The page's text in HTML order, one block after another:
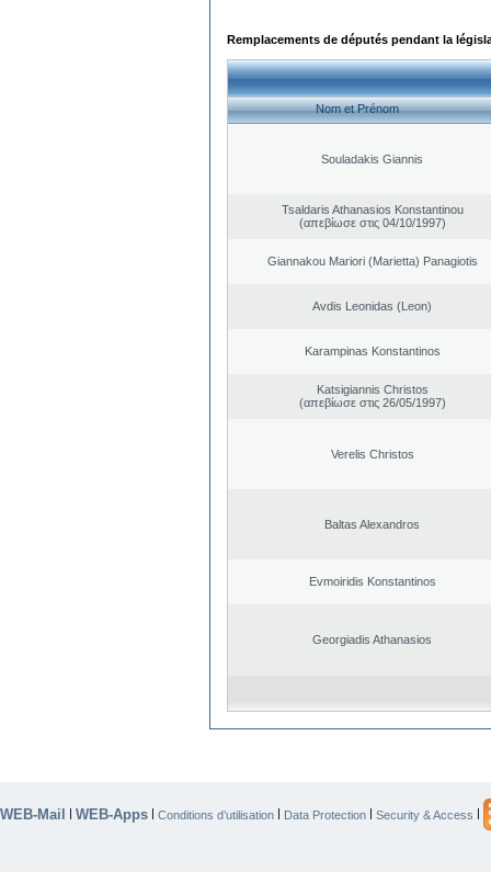
Remplacements de députés pendant la
Nom et Prénom
Souladakis Giannis
Tsaldaris Athanasios Konstantinou
(απεβίωσε στις 04/10/1997)
Giannakou Mariori (Marietta) Panagiotis
Avdis Leonidas (Leon)
Karampinas Konstantinos
Katsigiannis Christos
(απεβίωσε στις 26/05/1997)
Verelis Christos
Baltas Alexandros
Evmoiridis Konstantinos
Georgiadis Athanasios
WEB-Mail | WEB-Apps | Conditions d’utilisation | Data Protection | Security & Access |